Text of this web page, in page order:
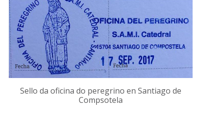
Sello da oficina do peregrino en Santiago de
Compsotela